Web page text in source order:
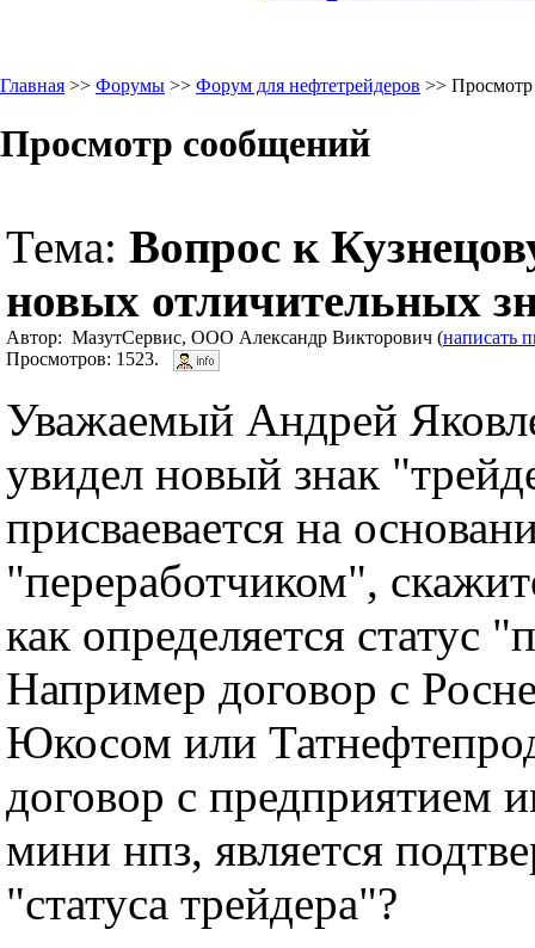
Главная >> Форумы >> Форум для нефтетрейдеров >>
Просмотр сообщений
Тема: Вопрос к
новых отличительных
Автор: МазутСервис, ООО Александр Викторович (написать
Просмотров: 1523.
Уважаемый Андрей
увидел новый знак
присваевается на
"переработчиком",
как определяется статус
Например договор с
Юкосом или
договор с предприятием
мини нпз, является
"статуса трейдера"?